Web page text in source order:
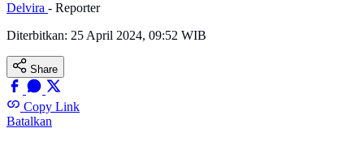
Delvira - Reporter
Diterbitkan: 25 April 2024, 09:52 WIB
Share
Copy Link
Batalkan